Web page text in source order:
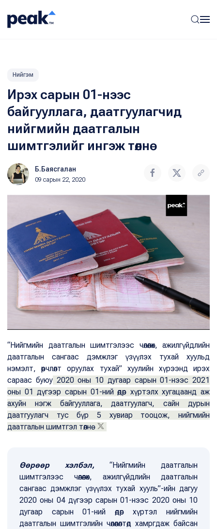
Нийгэм
Ирэх сарын 01-нээс
байгууллага, даатгуулагчид
нийгмийн даатгалын
шимтгэлийг ингэж төлнө
Б.Баясгалан
09 сарын 22, 2020
“Нийгмийн даатгалын шимтгэлээс чөлөөлөх, ажилгүйдлийн
даатгалын сангаас дэмжлэг үзүүлэх тухай хуульд
нэмэлт, өөрчлөлт оруулах тухай” хуулийн хүрээнд ирэх
сараас буюу2020 оны 10 дугаар сарын 01-нээс 2021
оны 01 дүгээр сарын 01-ний өдөр хүртэлх хугацаанд аж
ахуйн нэгж байгууллага, даатгуулагч, сайн дурын
даатгуулагч тус бүр 5 хувиар тооцож, нийгмийн
даатгалын шимтгэл төлнө.
Өөрөөр хэлбэл, “Нийгмийн даатгалын
шимтгэлээс чөлөөлөх, ажилгүйдлийн даатгалын
сангаас дэмжлэг үзүүлэх тухай хууль”-ийн дагуу
2020 оны 04 дүгээр сарын 01-нээс 2020 оны 10
дугаар сарын 01-ний өдөр хүртэл нийгмийн
даатгалын шимтгэлийн чөлөөлөлтөд хамргдаж байсан